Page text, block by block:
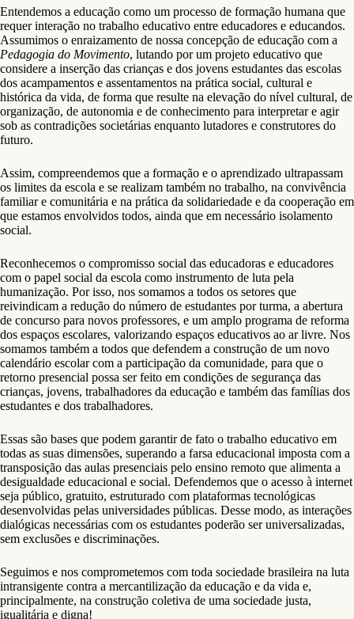
Entendemos a educação como um processo de formação humana que
requer interação no trabalho educativo entre educadores e educandos.
Assumimos o enraizamento de nossa concepção de educação com a
Pedagogia do Movimento, lutando por um projeto educativo que
considere a inserção das crianças e dos jovens estudantes das escolas
dos acampamentos e assentamentos na prática social, cultural e
histórica da vida, de forma que resulte na elevação do nível cultural, de
organização, de autonomia e de conhecimento para interpretar e agir
sob as contradições societárias enquanto lutadores e construtores do
futuro.
Assim, compreendemos que a formação e o aprendizado ultrapassam
os limites da escola e se realizam também no trabalho, na convivência
familiar e comunitária e na prática da solidariedade e da cooperação em
que estamos envolvidos todos, ainda que em necessário isolamento
social.
Reconhecemos o compromisso social das educadoras e educadores
com o papel social da escola como instrumento de luta pela
humanização. Por isso, nos somamos a todos os setores que
reivindicam a redução do número de estudantes por turma, a abertura
de concurso para novos professores, e um amplo programa de reforma
dos espaços escolares, valorizando espaços educativos ao ar livre. Nos
somamos também a todos que defendem a construção de um novo
calendário escolar com a participação da comunidade, para que o
retorno presencial possa ser feito em condições de segurança das
crianças, jovens, trabalhadores da educação e também das famílias dos
estudantes e dos trabalhadores.
Essas são bases que podem garantir de fato o trabalho educativo em
todas as suas dimensões, superando a farsa educacional imposta com a
transposição das aulas presenciais pelo ensino remoto que alimenta a
desigualdade educacional e social. Defendemos que o acesso à internet
seja público, gratuito, estruturado com plataformas tecnológicas
desenvolvidas pelas universidades públicas. Desse modo, as interações
dialógicas necessárias com os estudantes poderão ser universalizadas,
sem exclusões e discriminações.
Seguimos e nos comprometemos com toda sociedade brasileira na luta
intransigente contra a mercantilização da educação e da vida e,
principalmente, na construção coletiva de uma sociedade justa,
igualitária e digna!